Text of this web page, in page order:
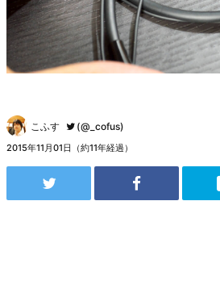
こふす (@_cofus)
2015年11月01日（約11年経過）